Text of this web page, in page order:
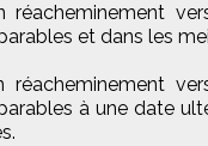
réacheminement
et dans les
réacheminement
à une date